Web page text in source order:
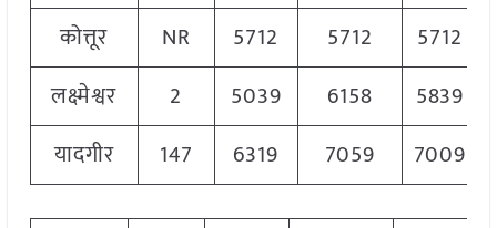
कोत्तूर
NR 5712 5712
5712
लक्ष्मेश्वर
2 5039 6158
5839
यादगीर
147 6319 7059 7009